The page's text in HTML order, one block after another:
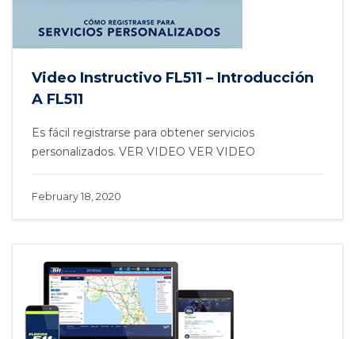
Video Instructivo FL511 – Introducción
A FL511
Es fácil registrarse para obtener servicios
personalizados. VER VIDEO VER VIDEO
February 18, 2020